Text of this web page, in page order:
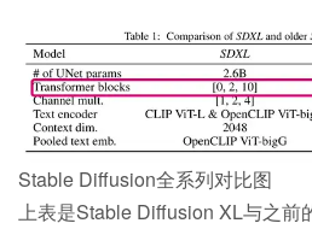
Stable Diffusion全系列对比图
上表是Stable Diffusion XL与之前